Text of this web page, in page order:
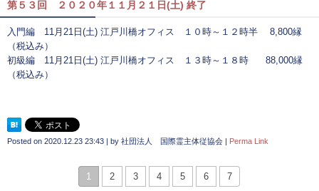
第５３回 ２０２０年１１月２１日(土) 終了
入門編 11月21日(土) 江戸川橋オフィス １０時～１２時半 8,800縁
（税込み）
初級編 11月21日(土) 江戸川橋オフィス １３時～１８時 88,000縁
（税込み）
Posted on 2020.12.23 23:43 | by 社団法人 国際霊主体従協会 | Perma Link
1 2 3 4 5 6 7